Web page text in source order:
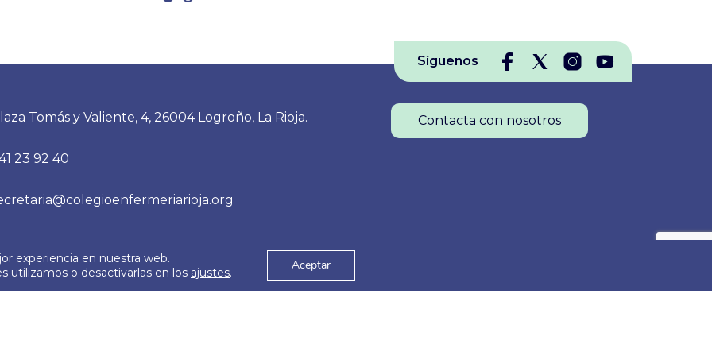
Síguenos
Tomás y Valiente, 4, 26004 Logroño, La Rioja.
23 92 40
Contacta con nosotros
© 2026
Aviso Legal
experiencia en nuestra web.
utilizamos o desactivarlas en los ajustes. Aceptar